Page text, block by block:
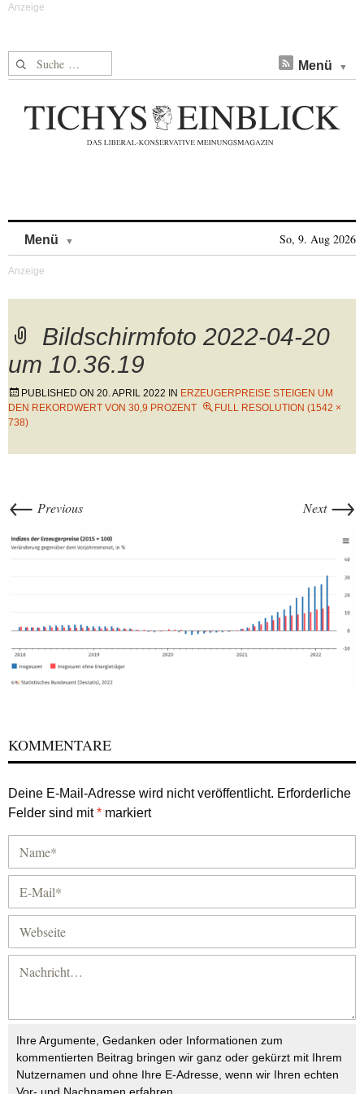
Suche nach: Menü
Menü So, 9. Aug 2026
Bildschirmfoto 2022-04-20
um 10.36.19
PUBLISHED ON 20. APRIL 2022 IN ERZEUGERPREISE STEIGEN UM
DEN REKORDWERT VON 30,9 PROZENT
FULL RESOLUTION (1542 ×
738)
← Previous Next →
KOMMENTARE
Deine E-Mail-Adresse wird nicht veröffentlicht. Erforderliche
Felder sind mit* markiert
Ihre Argumente, Gedanken oder Informationen zum
kommentierten Beitrag bringen wir ganz oder gekürzt mit Ihrem
Nutzernamen und ohne Ihre E-Adresse, wenn wir Ihren echten
Vor- und Nachnamen erfahren.